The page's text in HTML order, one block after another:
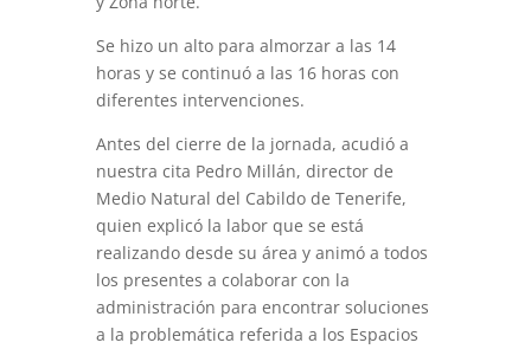
Se hizo un alto para almorzar a las 14
horas y se continuó a las 16 horas con
diferentes intervenciones.
Antes del cierre de la jornada, acudió a
nuestra cita Pedro Millán, director de
Medio Natural del Cabildo de Tenerife,
quien explicó la labor que se está
realizando desde su área y animó a todos
los presentes a colaborar con la
administración para encontrar soluciones
a la problemática referida a los Espacios